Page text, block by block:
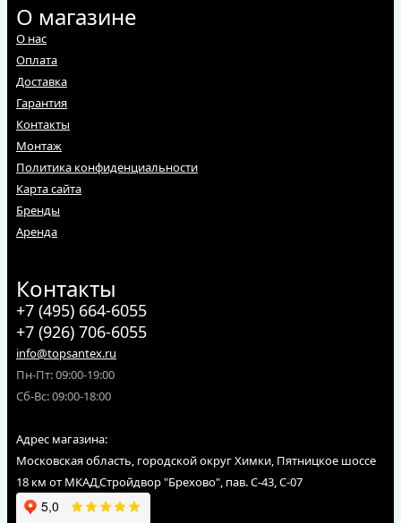
О магазине
О нас
Оплата
Доставка
Гарантия
Контакты
Монтаж
Политика конфиденциальности
Карта сайта
Бренды
Аренда
Контакты
+7 (495) 664-6055
+7 (926) 706-6055
info@topsantex.ru
Пн-Пт: 09:00-19:00
Сб-Вс: 09:00-18:00
Адрес магазина:
Московская область, городской округ Химки, Пятницкое шоссе
18 км от МКАД,Стройдвор "Брехово", пав. С-43, С-07